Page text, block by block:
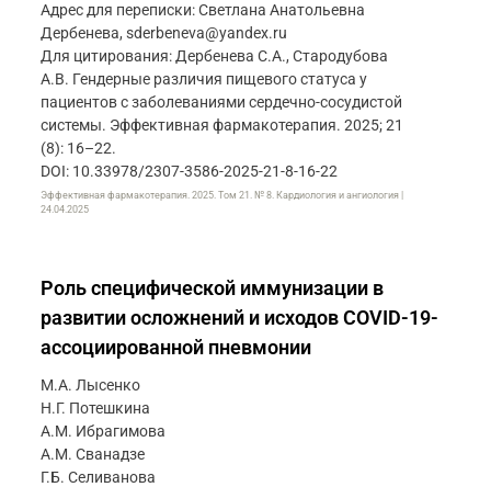
Адрес для переписки: Светлана Анатольевна
Дербенева, sderbeneva@yandex.ru
Для цитирования: Дербенева С.А., Стародубова
А.В. Гендерные различия пищевого статуса у
пациентов с заболеваниями сердечно-сосудистой
системы. Эффективная фармакотерапия. 2025; 21
(8): 16–22.
DOI: 10.33978/2307-3586-2025-21-8-16-22
Эффективная фармакотерапия. 2025. Том 21. № 8. Кардиология и ангиология |
24.04.2025
Роль специфической иммунизации в
развитии осложнений и исходов COVID-19-
ассоциированной пневмонии
М.А. Лысенко
Н.Г. Потешкина
А.М. Ибрагимова
А.М. Сванадзе
Г.Б. Селиванова